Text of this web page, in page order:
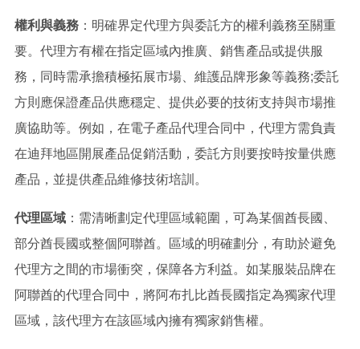
權利與義務：明確界定代理方與委託方的權利義務至關重
要。代理方有權在指定區域內推廣、銷售產品或提供服
務，同時需承擔積極拓展市場、維護品牌形象等義務;委託
方則應保證產品供應穩定、提供必要的技術支持與市場推
廣協助等。例如，在電子產品代理合同中，代理方需負責
在迪拜地區開展產品促銷活動，委託方則要按時按量供應
產品，並提供產品維修技術培訓。
代理區域：需清晰劃定代理區域範圍，可為某個酋長國、
部分酋長國或整個阿聯酋。區域的明確劃分，有助於避免
代理方之間的市場衝突，保障各方利益。如某服裝品牌在
阿聯酋的代理合同中，將阿布扎比酋長國指定為獨家代理
區域，該代理方在該區域內擁有獨家銷售權。